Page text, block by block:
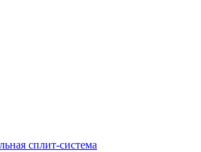
сплит-система